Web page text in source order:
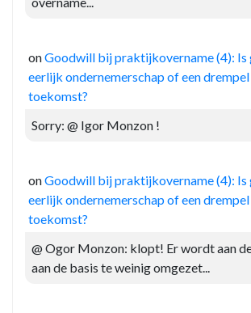
onGoodwill bij praktijkovername (4):
eerlijk ondernemerschap of een
toekomst?
Sorry: @ Igor Monzon !
onGoodwill bij praktijkovername (4):
eerlijk ondernemerschap of een
toekomst?
@ Ogor Monzon: klopt! Er wordt aan
aan de basis te weinig omgezet...